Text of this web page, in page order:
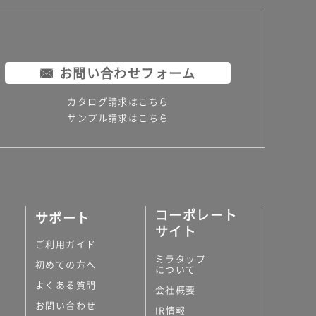
お問い合わせフォーム
カタログ請求はこちら
サンプル請求はこちら
サポート
ご利用ガイド
初めての方へ
よくある質問
お問い合わせ
コーポレート
サイト
ミラタップ
について
会社概要
IR情報